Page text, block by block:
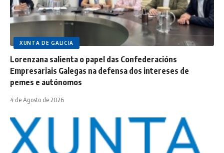
XUNTA DE GALICIA
Lorenzana salienta o papel das Confederacións
Empresariais Galegas na defensa dos intereses de
pemes e autónomos
4 de Agosto de 2026